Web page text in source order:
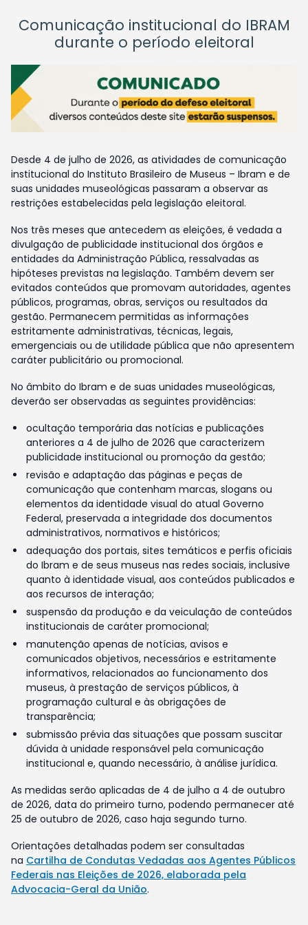
Comunicação institucional do IBRAM
durante o período eleitoral
Desde 4 de julho de 2026, as atividades de comunicação
institucional do Instituto Brasileiro de Museus – Ibram e de
suas unidades museológicas passaram a observar as
restrições estabelecidas pela legislação eleitoral.
Nos três meses que antecedem as eleições, é vedada a
divulgação de publicidade institucional dos órgãos e
entidades da Administração Pública, ressalvadas as
hipóteses previstas na legislação. Também devem ser
evitados conteúdos que promovam autoridades, agentes
públicos, programas, obras, serviços ou resultados da
gestão. Permanecem permitidas as informações
estritamente administrativas, técnicas, legais,
emergenciais ou de utilidade pública que não apresentem
caráter publicitário ou promocional.
No âmbito do Ibram e de suas unidades museológicas,
deverão ser observadas as seguintes providências:
ocultação temporária das notícias e publicações
anteriores a 4 de julho de 2026 que caracterizem
publicidade institucional ou promoção da gestão;
revisão e adaptação das páginas e peças de
comunicação que contenham marcas, slogans ou
elementos da identidade visual do atual Governo
Federal, preservada a integridade dos documentos
administrativos, normativos e históricos;
adequação dos portais, sites temáticos e perfis oficiais
do Ibram e de seus museus nas redes sociais, inclusive
quanto à identidade visual, aos conteúdos publicados e
aos recursos de interação;
suspensão da produção e da veiculação de conteúdos
institucionais de caráter promocional;
manutenção apenas de notícias, avisos e
comunicados objetivos, necessários e estritamente
informativos, relacionados ao funcionamento dos
museus, à prestação de serviços públicos, à
programação cultural e às obrigações de
transparência;
submissão prévia das situações que possam suscitar
dúvida à unidade responsável pela comunicação
institucional e, quando necessário, à análise jurídica.
As medidas serão aplicadas de 4 de julho a 4 de outubro
de 2026, data do primeiro turno, podendo permanecer até
25 de outubro de 2026, caso haja segundo turno.
Orientações detalhadas podem ser consultadas
na Cartilha de Condutas Vedadas aos Agentes Públicos
Federais nas Eleições de 2026, elaborada pela
Advocacia-Geral da União.